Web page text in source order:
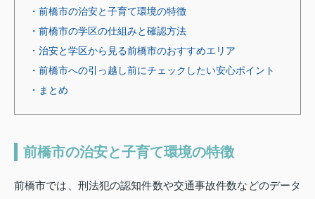
・前橋市の治安と子育て環境の特徴
・前橋市の学区の仕組みと確認方法
・治安と学区から見る前橋市のおすすめエリア
・前橋市への引っ越し前にチェックしたい安心ポイント
・まとめ
前橋市の治安と子育て環境の特徴
前橋市では、刑法犯の認知件数や交通事故件数などのデータ